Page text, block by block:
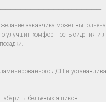
желание заказчика может
улучшит комфортность сидения и
ДСП и
бельевых ящиков: